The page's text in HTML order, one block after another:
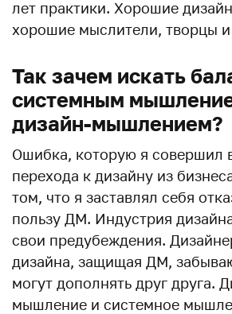
лет практики. Хорошие
хорошие мыслители, творцы и
Так зачем искать
системным
дизайн-мышлением?
Ошибка, которую я совершил
перехода к дизайну из
том, что я заставлял себя
пользу ДМ. Индустрия
свои предубеждения.
дизайна, защищая ДМ,
могут дополнять друг друга.
мышление и системное